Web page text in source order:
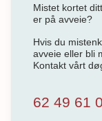
Mistet kortet
er på avveie?
Hvis du
avveie eller bli
Kontakt vårt
62 49 61